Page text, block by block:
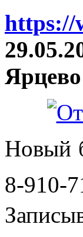
https://
Новый
8-910-